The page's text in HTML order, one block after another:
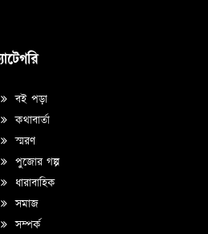
বই পড়া
কথাবার্তা
স্মরণ
পুজোর গল্প
ধারাবাহিক
সমাজ
সম্পর্ক